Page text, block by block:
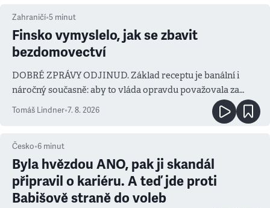
Zahraničí•5 minut
Finsko vymyslelo, jak se zbavit
bezdomovectví
DOBRÉ ZPRÁVY ODJINUD. Základ receptu je banální i
náročný současně: aby to vláda opravdu považovala za
Tomáš Lindner•7. 8. 2026
Česko•6 minut
Byla hvězdou ANO, pak ji skandál
připravil o kariéru. A teď jde proti
Babišově straně do voleb